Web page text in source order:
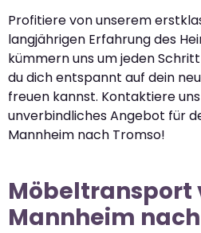
Profitiere von unserem
langjährigen Erfahrung des
kümmern uns um jeden
du dich entspannt auf dein
freuen kannst. Kontaktiere
unverbindliches Angebot für
Mannheim nach Tromso!
Möbeltransport
Mannheim